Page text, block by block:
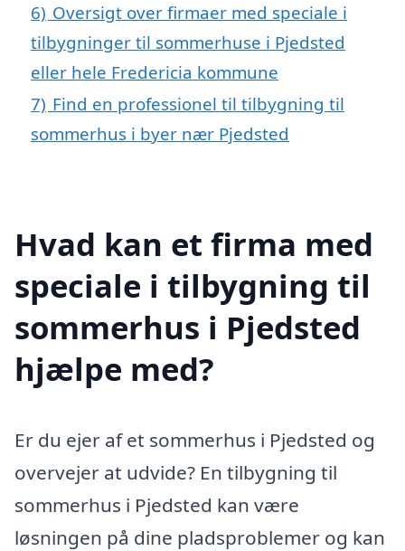
6) Oversigt over firmaer med speciale i
tilbygninger til sommerhuse i Pjedsted
eller hele Fredericia kommune
7) Find en professionel til tilbygning til
sommerhus i byer nær Pjedsted
Hvad kan et firma med
speciale i tilbygning til
sommerhus i Pjedsted
hjælpe med?
Er du ejer af et sommerhus i Pjedsted og
overvejer at udvide? En tilbygning til
sommerhus i Pjedsted kan være
løsningen på dine pladsproblemer og kan